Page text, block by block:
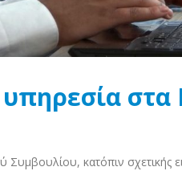
στα
κατόπιν σχετικής